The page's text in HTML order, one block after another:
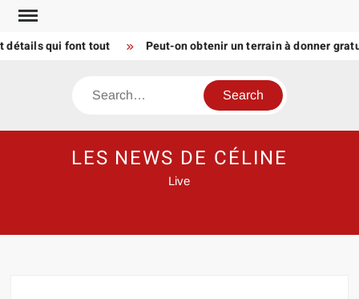
Skip
contentqui font tout Peut-on obtenir un terrain à donner
Search
LES NEWS DE CÉLINE
Live